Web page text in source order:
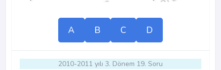
A B C D
2010-2011 yılı 3. Dönem 19. Soru